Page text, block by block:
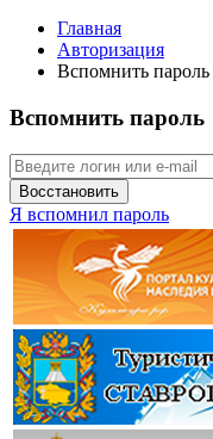
Главная
Авторизация
Вспомнить пароль
Вспомнить пароль
Восстановить
Я вспомнил пароль